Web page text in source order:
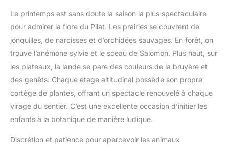
Le printemps est sans doute la saison la plus spectaculaire
pour admirer la flore du Pilat. Les prairies se couvrent de
jonquilles, de narcisses et d’orchidées sauvages. En forêt, on
trouve l’anémone sylvie et le sceau de Salomon. Plus haut, sur
les plateaux, la lande se pare des couleurs de la bruyère et
des genêts. Chaque étage altitudinal possède son propre
cortège de plantes, offrant un spectacle renouvelé à chaque
virage du sentier. C’est une excellente occasion d’initier les
enfants à la botanique de manière ludique.
Discrétion et patience pour apercevoir les animaux